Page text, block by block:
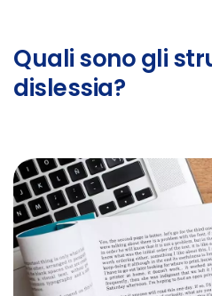
Quali sono gli
dislessia?